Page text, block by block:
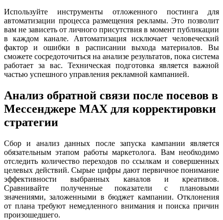
Используйте инструменты отложенного постинга для
автоматизации процесса размещения рекламы. Это позволит
вам не зависеть от личного присутствия в момент публикации
в каждом канале. Автоматизация исключает человеческий
фактор и ошибки в расписании выхода материалов. Вы
сможете сосредоточиться на анализе результатов, пока система
работает за вас. Техническая подготовка является важной
частью успешного управления рекламной кампанией.
Анализ обратной связи после посевов в
Мессенджере MAX для корректировки
стратегии
Сбор и анализ данных после запуска кампании является
обязательным этапом работы маркетолога. Вам необходимо
отследить количество переходов по ссылкам и совершенных
целевых действий. Сырые цифры дают первичное понимание
эффективности выбранных каналов и креативов.
Сравнивайте полученные показатели с плановыми
значениями, заложенными в бюджет кампании. Отклонения
от плана требуют немедленного внимания и поиска причин
произошедшего.